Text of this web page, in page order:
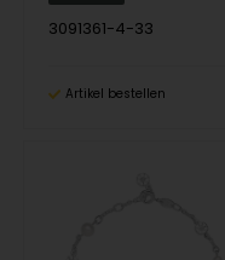
3091361-4-33
Artikel bestellen